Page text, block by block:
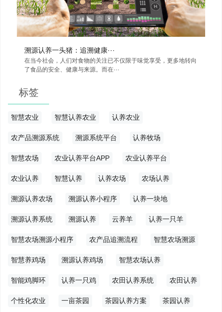
溯源认养一头猪：追溯健康···
在当今社会，人们对食物的关注已不仅限于味觉享受，更多地转向
了食品的安全、健康与来源。而在···
标签
智慧农业 智慧认养农业 认养农业
农产品溯源系统 溯源系统平台 认养牧场
智慧农场 农业认养平台APP 农业认养平台
农业认养 智慧认养 认养农场 农场认养
溯源认养农场 溯源认养小程序 认养一块地
溯源认养系统 溯源认养 云养羊 认养一只羊
智慧农场溯源小程序 农产品追溯流程 智慧农场溯源
智慧养鸡场 溯源认养鸡场 智慧农场认养
智能鸡脚环 认养一只鸡 农田认养系统 农田认养
个性化农业 一亩茶园 茶园认养方案 茶园认养